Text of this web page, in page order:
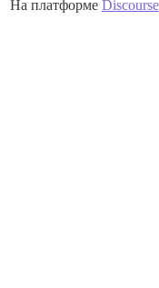
На платформе Discourse